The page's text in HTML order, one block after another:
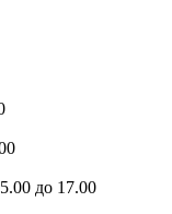
до 17.00